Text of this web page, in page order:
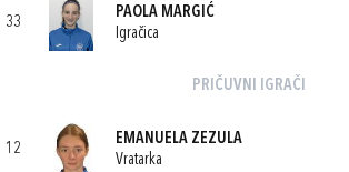
33
PAOLA MARGIĆ
Igračica
PRIČUVNI IGRAČI
12
EMANUELA ZEZULA
Vratarka